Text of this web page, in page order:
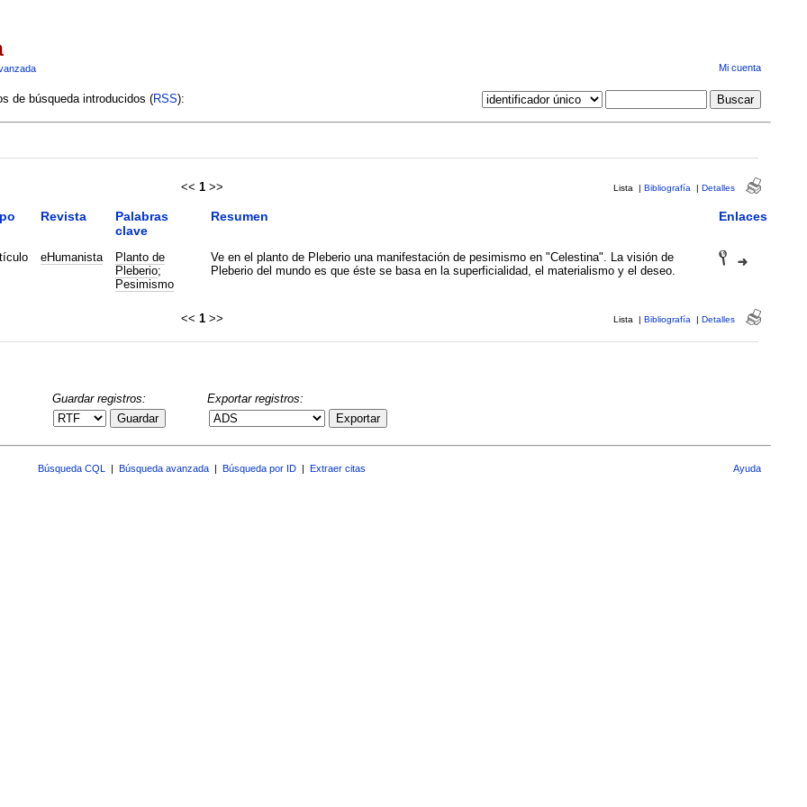
Mi cuenta
de búsqueda introducidos (RSS):
<< 1 >> Lista | Bibliografía | Detalles
Revista
Palabras
clave
Resumen Enlaces
eHumanista
Planto de
Pleberio;
Pesimismo
Ve en el planto de Pleberio una manifestación de pesimismo en "Celestina". La visión de
Pleberio del mundo es que éste se basa en la superficialidad, el materialismo y el deseo.
<< 1 >> Lista | Bibliografía | Detalles
Guardar registros:
Guardar
Exportar registros:
Exportar
Búsqueda CQL Búsqueda avanzada Búsqueda por ID Extraer citas Ayuda